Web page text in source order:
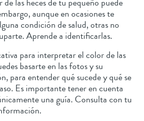
aunque en ocasiones te
condición de salud, otras no
Aprende a identificarlas.
para interpretar el color de las
basarte en las fotos y su
para entender qué sucede y qué se
Es importante tener en cuenta
una guía. Consulta con tu